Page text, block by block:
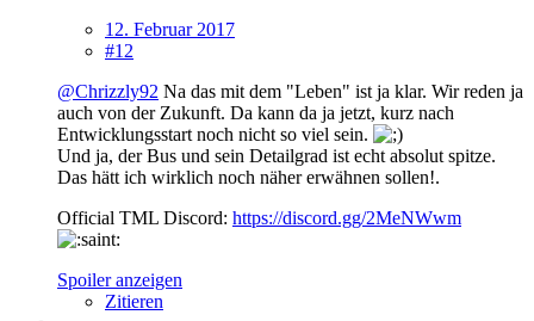
12. Februar 2017
#12
@Chrizzly92 Na das mit dem "Leben" ist ja klar. Wir reden ja
auch von der Zukunft. Da kann da ja jetzt, kurz nach
Entwicklungsstart noch nicht so viel sein.
Und ja, der Bus und sein Detailgrad ist echt absolut spitze.
Das hätt ich wirklich noch näher erwähnen sollen!.
Official TML Discord: https://discord.gg/2MeNWwm
Spoiler anzeigen
Zitieren